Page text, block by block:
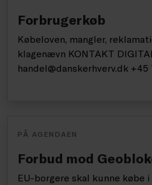
Forbrugerkøb
Købeloven, mangler,
klagenævn KONTAKT
handel@danskerhverv.dk +45
PÅ AGENDAEN
Forbud mod
EU-borgere skal kunne købe